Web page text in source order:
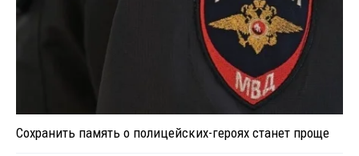
Сохранить память о полицейских-героях станет проще